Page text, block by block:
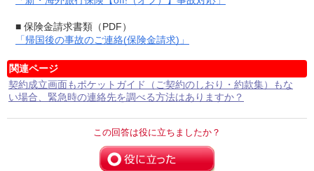
■ 保険金請求書類（PDF）
「帰国後の事故のご連絡(保険金請求)」
関連ページ
契約成立画面もポケットガイド（ご契約のしおり・約款集）もな
い場合、緊急時の連絡先を調べる方法はありますか？
この回答は役に立ちましたか？